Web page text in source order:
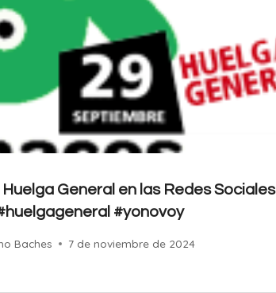
Huelga General en las Redes Sociales
#yonovoy
Baches 7 de noviembre de 2024